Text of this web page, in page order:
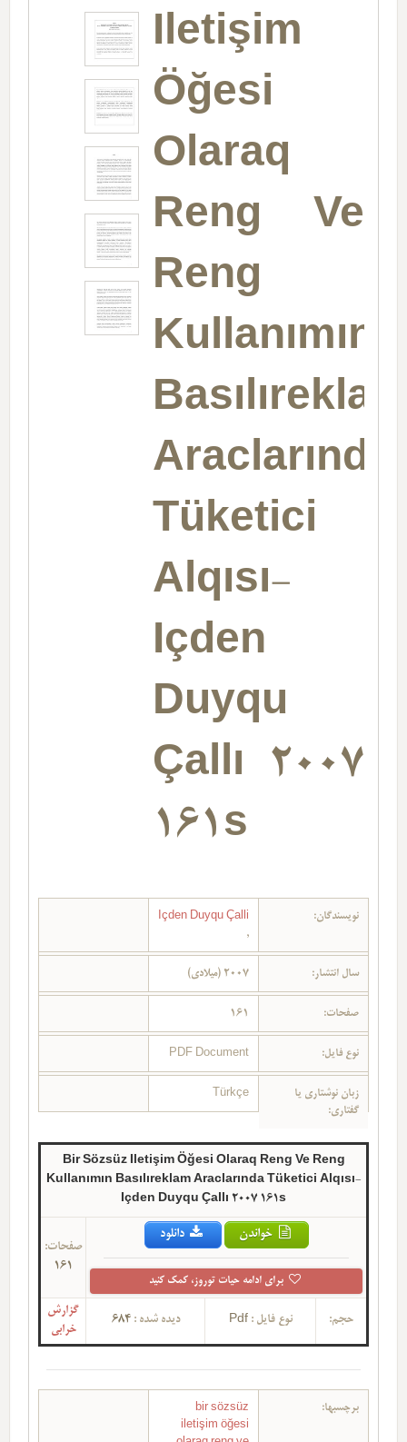
Iletişim
Öğesi
Olaraq
Reng Ve
Reng
Kullanımın
Araclarında
Tüketici
Alqısı-
Içden
Duyqu
Çallı 2007
161s
نویسندگان:
Içden Duyqu Çalli
,
سال انتشار: 2007 (میلادی)
صفحات: 161
نوع فایل: PDF Document
زبان نوشتاری یا
گفتاری:
Türkçe
Bir Sözsüz Iletişim Öğesi Olaraq Reng Ve Reng
Kullanımın Basılıreklam Araclarında Tüketici Alqısı-
Içden Duyqu Çallı 2007 161s
خواندن دانلود
برای ادامه حیات توروز، کمک کنید
صفحات:
161
حجم: نوع فایل :Pdf دیده شده :684
گزارش
خرابی
برچسبها:
bir sözsüz
iletişim öğesi